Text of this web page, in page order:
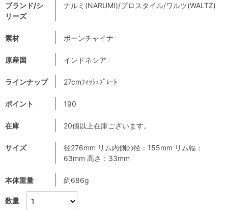
数量
ブランド/シ
リーズ
ナルミ(NARUMI)/プロスタイル/ワルツ(WALTZ)
素材 ボーンチャイナ
原産国 インドネシア
ラインナップ 27cmﾌｨｯｼｭﾌﾟﾚｰﾄ
ポイント 190
在庫 20個以上在庫ございます。
サイズ
径276mm リム内側の径：155mm リム幅：
63mm 高さ：33mm
本体重量 約686g